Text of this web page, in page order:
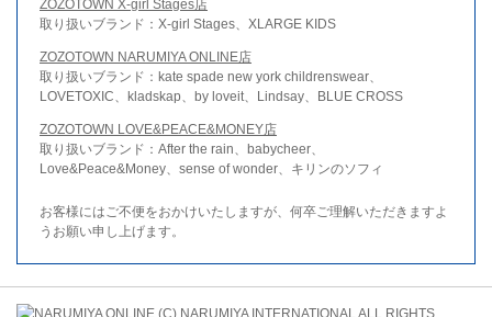
ZOZOTOWN X-girl Stages店
取り扱いブランド：X-girl Stages、XLARGE KIDS
ZOZOTOWN NARUMIYA ONLINE店
取り扱いブランド：kate spade new york childrenswear、
LOVETOXIC、kladskap、by loveit、Lindsay、BLUE CROSS
ZOZOTOWN LOVE&PEACE&MONEY店
取り扱いブランド：After the rain、babycheer、
Love&Peace&Money、sense of wonder、キリンのソフィ
お客様にはご不便をおかけいたしますが、何卒ご理解いただきますよ
うお願い申し上げます。